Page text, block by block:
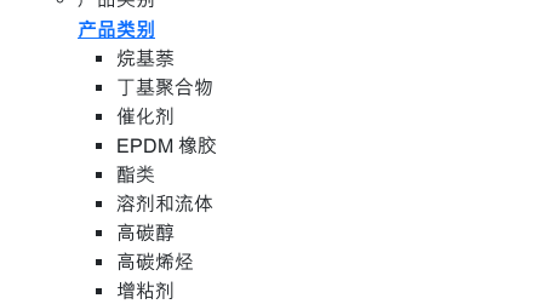
产品类别
烷基萘
丁基聚合物
催化剂
EPDM 橡胶
酯类
溶剂和流体
高碳醇
高碳烯烃
增粘剂